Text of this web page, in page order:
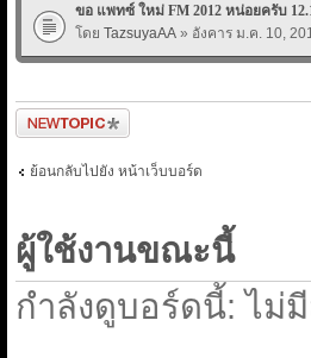
ขอ แพทซ์ ใหม่ FM 2012 หน่อยครับ
โดย TazsuyaAA » อังคาร ม.ค. 10,
ตั้งกระทู้ใหม่
ย้อนกลับไปยัง หน้าเว็บบอร์ด
ผู้ใช้งานขณะนี้
กำลังดูบอร์ดนี้: ไม่